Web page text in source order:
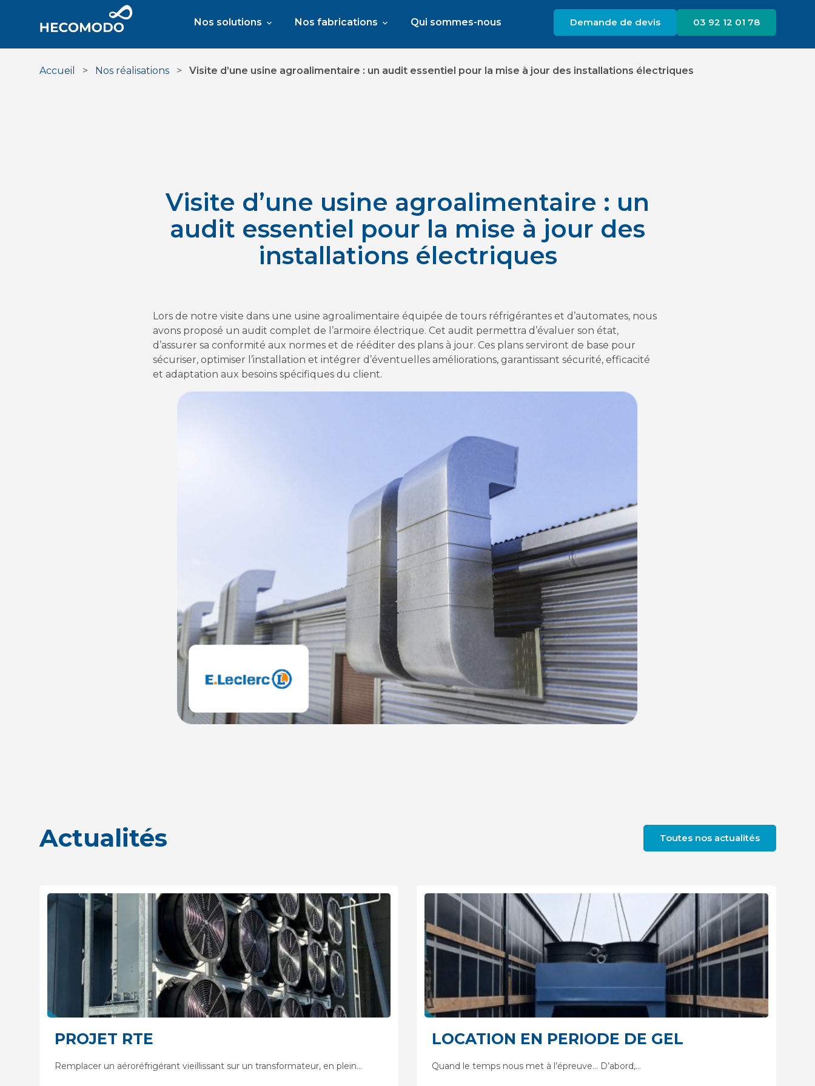
contenu
Nos solutions Nos fabrications Qui sommes-nous Demande de devis 03 92 12 01 78
Accueil > Nos réalisations > Visite d’une usine agroalimentaire : un audit essentiel pour la mise à jour des installations électriques
Visite d’une usine agroalimentaire : un
audit essentiel pour la mise à jour des
installations électriques
Lors de notre visite dans une usine agroalimentaire équipée de tours réfrigérantes et d’automates, nous
avons proposé un audit complet de l’armoire électrique. Cet audit permettra d’évaluer son état,
d’assurer sa conformité aux normes et de rééditer des plans à jour. Ces plans serviront de base pour
sécuriser, optimiser l’installation et intégrer d’éventuelles améliorations, garantissant sécurité, efficacité
et adaptation aux besoins spécifiques du client.
Actualités Toutes nos actualités
PROJET RTE
Remplacer un aéroréfrigérant vieillissant sur un transformateur, en plein…
LOCATION EN PERIODE DE GEL
Quand le temps nous met à l’épreuve… D’abord,…